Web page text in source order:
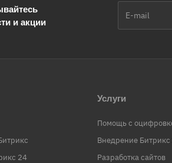
и акции
24
Услуги
Помощь с
Внедрение
Разработка сайтов